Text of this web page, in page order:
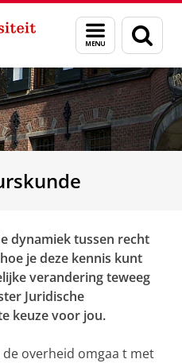
Menu
en
zoeken
dynamiek tussen recht
je deze kennis kunt
verandering teweeg
Juridische
keuze voor jou.
overheid omgaa t met